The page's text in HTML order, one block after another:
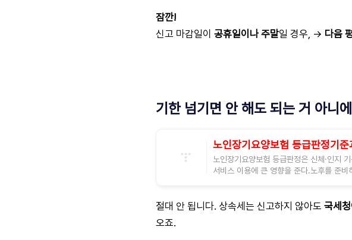
잠깐!
신고 마감일이 공휴일이나 주말일 경우, → 다음
기한 넘기면 안 해도 되는 거 아니
노인장기요양보험 등급판정기
노인장기요양보험 등급판정은 신체·인지
서비스 이용에 큰 영향을 준다.노후를 준비
절대 안 됩니다. 상속세는 신고하지 않아도 국세
오죠.